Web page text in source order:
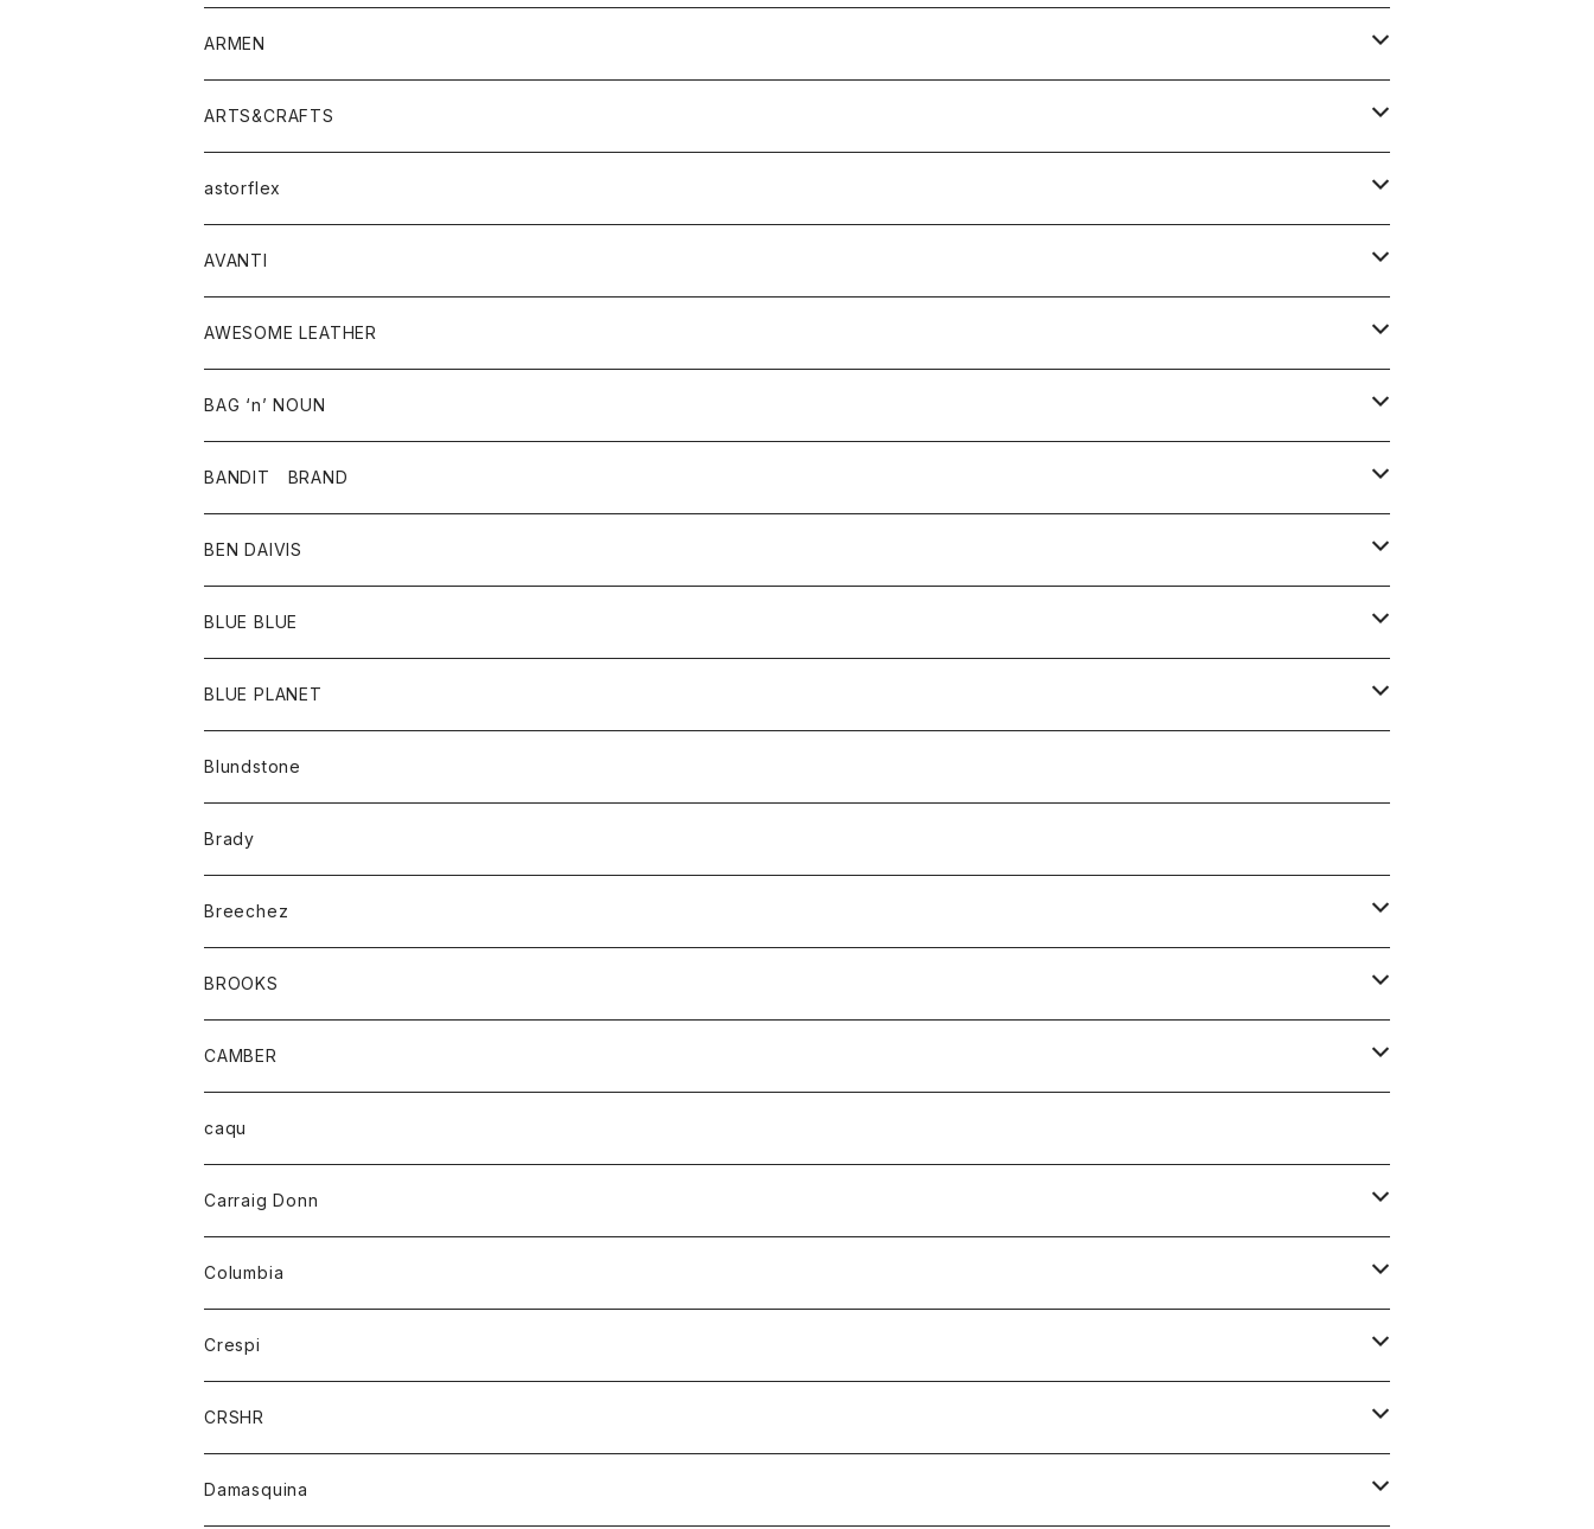
シャツ
Tシャツ・カットソー
シャツ・ブラウス
ボトムス
パンツ
スカート
ワンピース・オールインワン
バッグ
シューズ
アクセサリー
その他雑貨
ARMEN
アウター
コート
ジャケット
トップス
ベスト
シャツ
ワンピース
ボトム
スカート
パンツ
グッズ
靴
ARTS&CRAFTS
アクセサリー
ウォレット
バッグ
astorflex
グッズ
靴
AVANTI
シャツ
AWESOME LEATHER
アウター
革ジャケット
BAG ‘n’ NOUN
アクセサリー
バッグ
ポーチ
BANDIT BRAND
トップス
Ｔシャツ
BEN DAIVIS
ポトム
パンツ
BLUE BLUE
アウター
カーディガン
コート
アクセサリー
バッグ
ベルト
キッズ
Tシャツ
グッズ
アンダーウェアー
カードホルダー
チーフ
バンダナ
トップス
カーディガン
トレーナー
パーカー
ボトム
オーバーオール
ショートパンツ
レディース
オーバーオール
カーディガン
BLUE PLANET
サングラス
Blundstone
Brady
Breechez
シャツ
BROOKS
グッズ
靴
CAMBER
トップス
ハーフスリーブTシャツ
caqu
Carraig Donn
ニット
Columbia
アウター
ジャケット
Crespi
ジャケット
ワンピース
CRSHR
キャップ
Damasquina